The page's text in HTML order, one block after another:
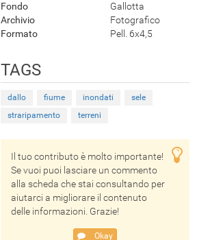
Fondo
Gallotta
Archivio
Fotografico
Formato
Pell. 6x4,5
TAGS
dallo fiume inondati
sele
straripamento
terreni
Il tuo contributo è molto importante!
Se vuoi puoi lasciare un commento
alla scheda che stai consultando per
aiutarci a migliorare il contenuto
delle informazioni. Grazie!
Okay